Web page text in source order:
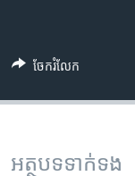
ចែករំលែក
អត្ថបទ​ទាក់ទង